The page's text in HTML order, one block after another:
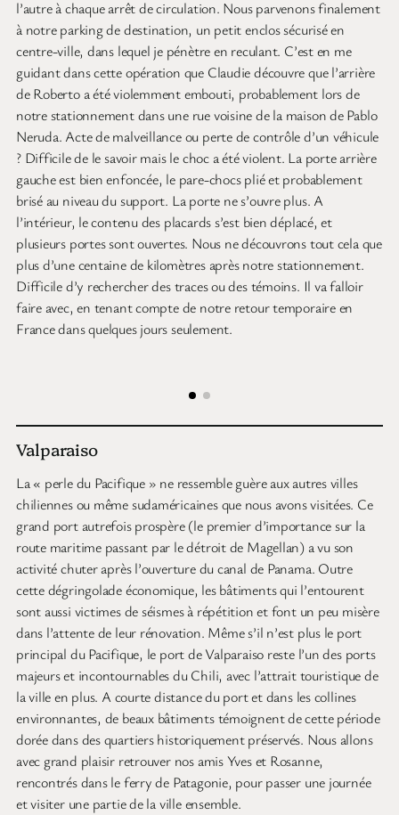
l’autre à chaque arrêt de circulation. Nous parvenons finalement
à notre parking de destination, un petit enclos sécurisé en
centre-ville, dans lequel je pénètre en reculant. C’est en me
guidant dans cette opération que Claudie découvre que l’arrière
de Roberto a été violemment embouti, probablement lors de
notre stationnement dans une rue voisine de la maison de Pablo
Neruda. Acte de malveillance ou perte de contrôle d’un véhicule
? Difficile de le savoir mais le choc a été violent. La porte arrière
gauche est bien enfoncée, le pare-chocs plié et probablement
brisé au niveau du support. La porte ne s’ouvre plus. A
l’intérieur, le contenu des placards s’est bien déplacé, et
plusieurs portes sont ouvertes. Nous ne découvrons tout cela que
plus d’une centaine de kilomètres après notre stationnement.
Difficile d’y rechercher des traces ou des témoins. Il va falloir
faire avec, en tenant compte de notre retour temporaire en
France dans quelques jours seulement.
Valparaiso
La « perle du Pacifique » ne ressemble guère aux autres villes
chiliennes ou même sudaméricaines que nous avons visitées. Ce
grand port autrefois prospère (le premier d’importance sur la
route maritime passant par le détroit de Magellan) a vu son
activité chuter après l’ouverture du canal de Panama. Outre
cette dégringolade économique, les bâtiments qui l’entourent
sont aussi victimes de séismes à répétition et font un peu misère
dans l’attente de leur rénovation. Même s’il n’est plus le port
principal du Pacifique, le port de Valparaiso reste l’un des ports
majeurs et incontournables du Chili, avec l’attrait touristique de
la ville en plus. A courte distance du port et dans les collines
environnantes, de beaux bâtiments témoignent de cette période
dorée dans des quartiers historiquement préservés. Nous allons
avec grand plaisir retrouver nos amis Yves et Rosanne,
rencontrés dans le ferry de Patagonie, pour passer une journée
et visiter une partie de la ville ensemble.